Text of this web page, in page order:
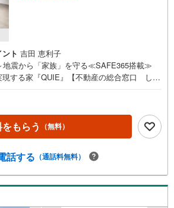
ト 吉田 恵利子
地震から「家族」を守る≪SAFE365搭載≫
現する家『QUIE』【不動産の総合窓口 しろ
わせて24時間365日サポートSAFE365で地
する家【QUIE】住宅性能評価で『耐震等級
なたの家族の「安全」と「笑顔」を守ります新
分市明野西第3【3LDK＋テレワークルー
ーンに不安のある方、他社で断られた方も是
もらう （無料）
話する （通話料無料）